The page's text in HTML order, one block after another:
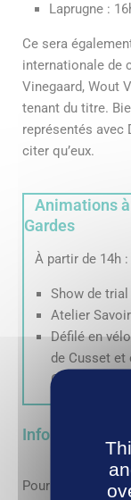
Laprugne :
Ce sera
internationale de
Vinegaard, Wout
tenant du titre.
représentés avec
citer qu’eux.
Animations à
Gardes​
À partir de 14h :
Show de
Atelier
Défilé en
de Cusset et
Club de
Informations
Pour assurer la